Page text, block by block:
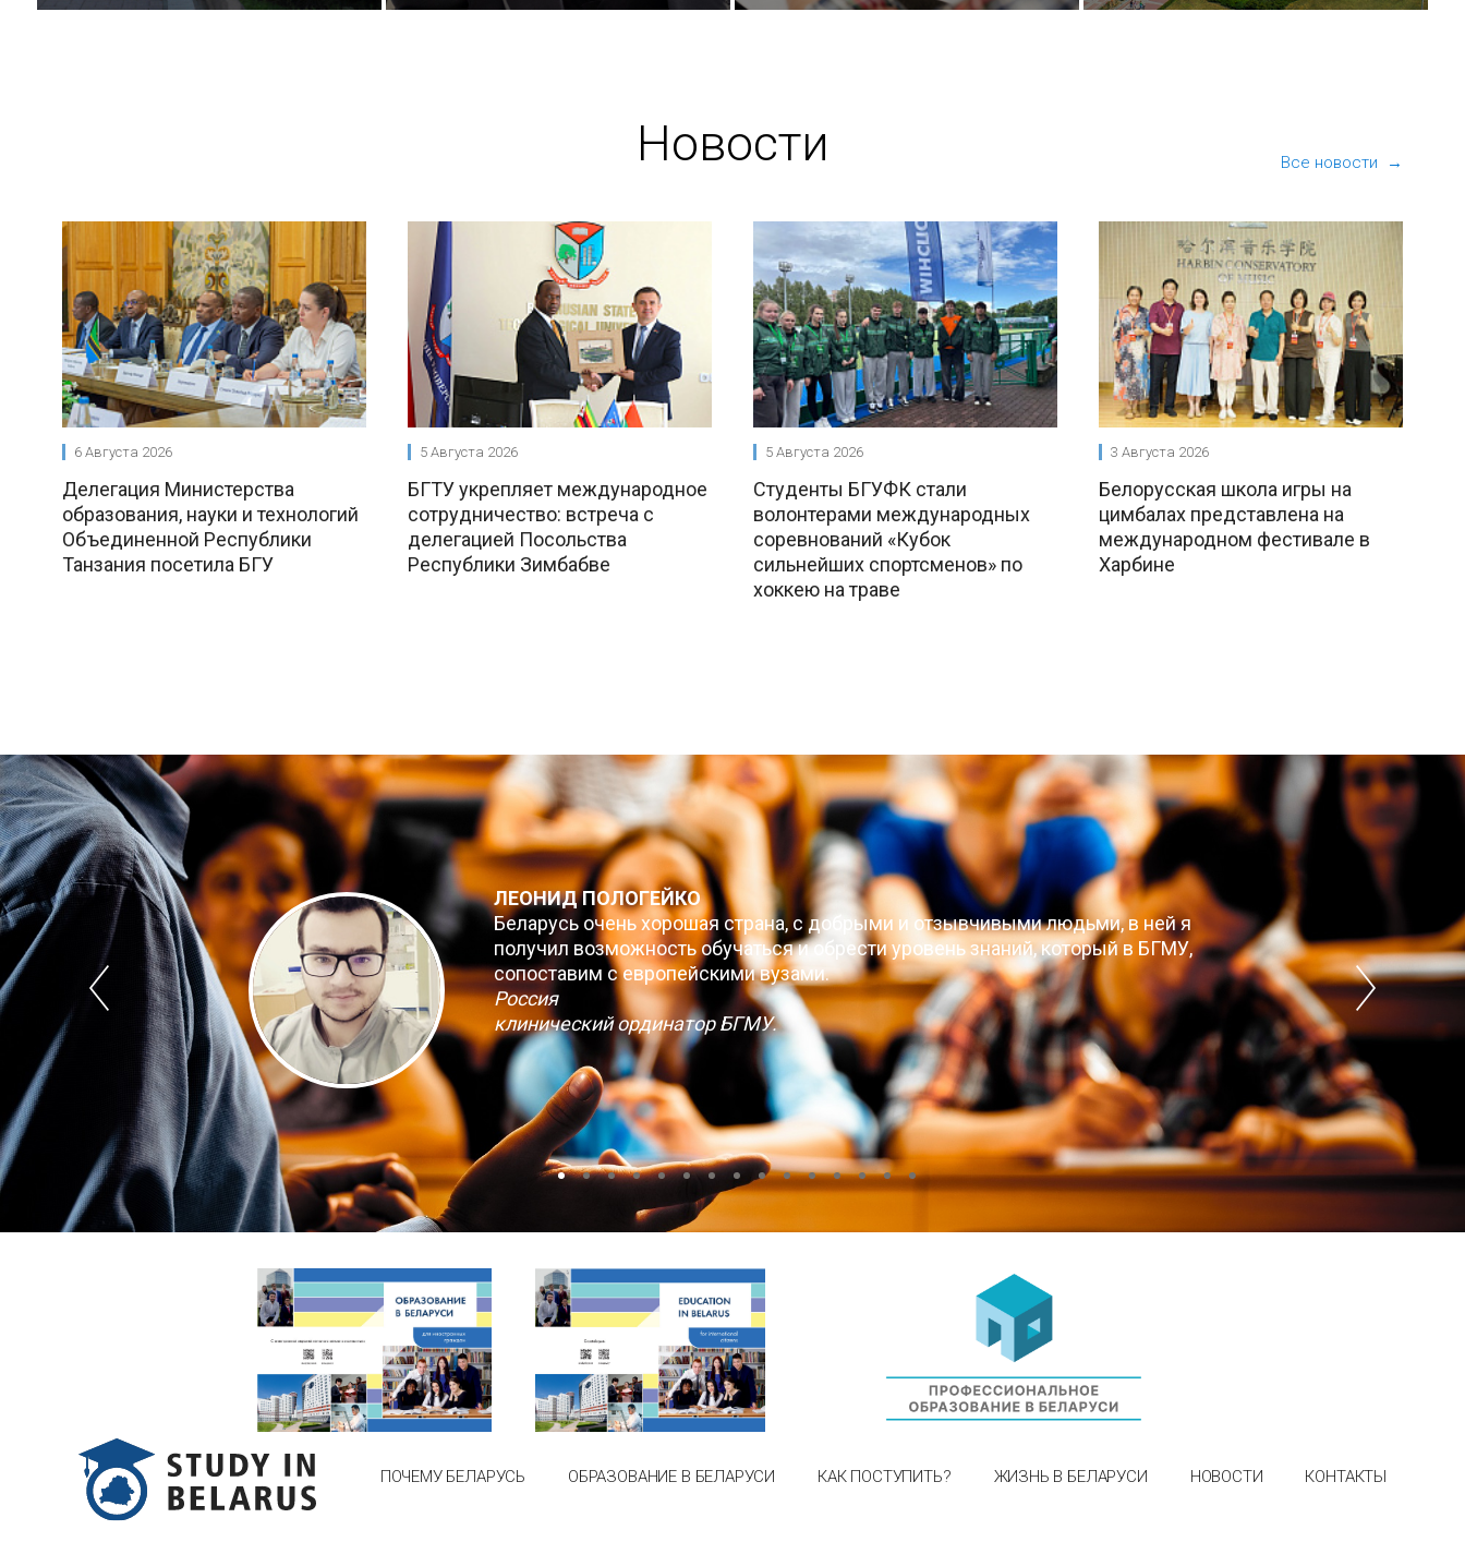
Новости Все новости →
6 Августа 2026
Делегация Министерства
образования, науки и технологий
Объединенной Республики
Танзания посетила БГУ
5 Августа 2026
БГТУ укрепляет международное
сотрудничество: встреча с
делегацией Посольства
Республики Зимбабве
5 Августа 2026
Студенты БГУФК стали
волонтерами международных
соревнований «Кубок
сильнейших спортсменов» по
хоккею на траве
3 Августа 2026
Белорусская школа игры на
цимбалах представлена на
международном фестивале в
Харбине
ЛЕОНИД ПОЛОГЕЙКО
Беларусь очень хорошая страна, с добрыми и отзывчивыми людьми, в ней я
получил возможность обучаться и обрести уровень знаний, который в БГМУ,
сопоставим с европейскими вузами.
Россия
клинический ординатор БГМУ.
ПОЧЕМУ БЕЛАРУСЬ ОБРАЗОВАНИЕ В БЕЛАРУСИ КАК ПОСТУПИТЬ? ЖИЗНЬ В БЕЛАРУСИ НОВОСТИ КОНТАКТЫ